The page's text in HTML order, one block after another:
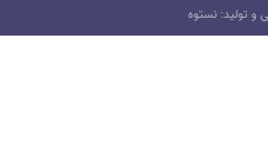
و تولید: نستوه